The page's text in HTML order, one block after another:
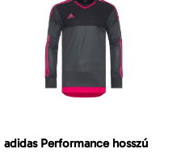
adidas Performance hosszú